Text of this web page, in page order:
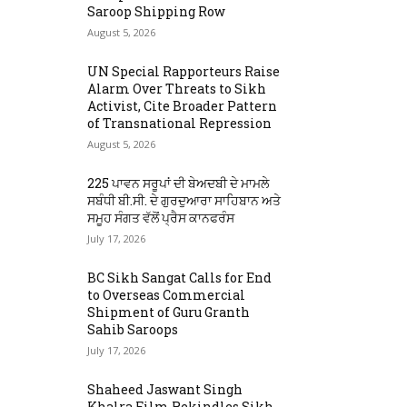
Saroop Shipping Row
August 5, 2026
UN Special Rapporteurs Raise
Alarm Over Threats to Sikh
Activist, Cite Broader Pattern
of Transnational Repression
August 5, 2026
225 ਪਾਵਨ ਸਰੂਪਾਂ ਦੀ ਬੇਅਦਬੀ ਦੇ ਮਾਮਲੇ
ਸਬੰਧੀ ਬੀ.ਸੀ. ਦੇ ਗੁਰਦੁਆਰਾ ਸਾਹਿਬਾਨ ਅਤੇ
ਸਮੂਹ ਸੰਗਤ ਵੱਲੋਂ ਪ੍ਰੈਸ ਕਾਨਫਰੰਸ
July 17, 2026
BC Sikh Sangat Calls for End
to Overseas Commercial
Shipment of Guru Granth
Sahib Saroops
July 17, 2026
Shaheed Jaswant Singh